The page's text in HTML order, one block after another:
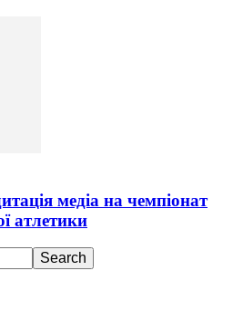
медіа на чемпіонат
атлетики